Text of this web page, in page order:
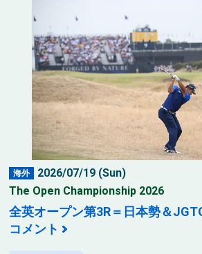
海外
2026/07/19 (Sun)
The Open Championship 2026
全英オープン第3R＝日本勢＆
コメント